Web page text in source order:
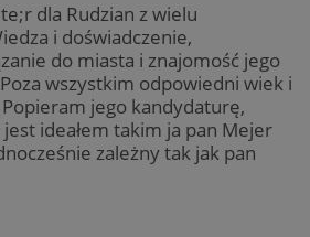
dla Rudzian z wielu
i doświadczenie,
do miasta i znajomość jego
wszystkim odpowiedni wiek i
jego kandydaturę,
ideałem takim ja pan Mejer
zależny tak jak pan